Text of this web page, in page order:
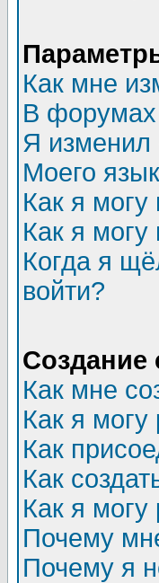
Как мне
В форумах
Я изменил
Моего
Как я
Как я могу
Когда я
войти?
Создание
Как мне
Как я
Как
Как
Как я могу
Почему
Почему я